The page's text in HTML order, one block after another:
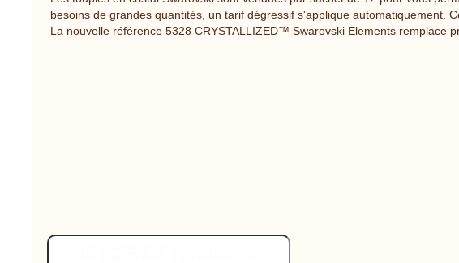
besoins de grandes quantités, un tarif dégressif s'applique automatiquement.
La nouvelle référence 5328 CRYSTALLIZED™ Swarovski Elements remplace